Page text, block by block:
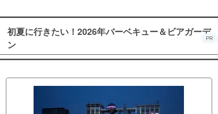
初夏に行きたい！2026年バーベキュー＆ビアガーデ
ン
PR